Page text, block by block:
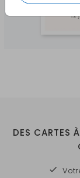
DES CARTES